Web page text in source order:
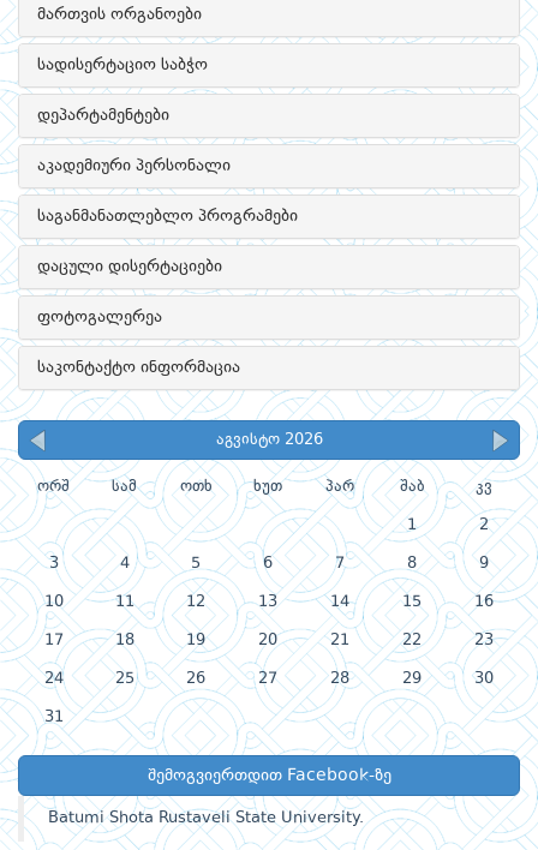
მართვის ორგანოები
სადისერტაციო საბჭო
დეპარტამენტები
აკადემიური პერსონალი
საგანმანათლებლო პროგრამები
დაცული დისერტაციები
ფოტოგალერეა
საკონტაქტო ინფორმაცია
აგვისტო 2026
ორშ სამ ოთხ ხუთ პარ შაბ კვ
1 2
3 4 5 6 7 8 9
10 11 12 13 14 15 16
17 18 19 20 21 22 23
24 25 26 27 28 29 30
31
შემოგვიერთდით Facebook-ზე
Batumi Shota Rustaveli State University.